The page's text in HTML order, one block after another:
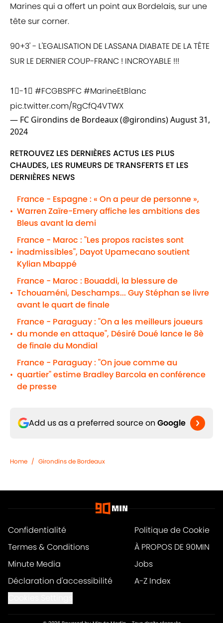
Marines qui a offert un point aux Bordelais, sur une
tête sur corner.
90+3' - L'EGALISATION DE LASSANA DIABATE DE LA TÊTE
SUR LE DERNIER COUP-FRANC ! INCROYABLE !!!
1⃣-1⃣ #FCGBSPFC#MarineEtBlanc
pic.twitter.com/RgCfQ4VTWX
— FC Girondins de Bordeaux (@girondins)August 31,
2024
RETROUVEZ LES DERNIÈRES ACTUS LES PLUS
CHAUDES, LES RUMEURS DE TRANSFERTS ET LES
DERNIÈRES NEWS
•
France - Espagne : « On a peur de personne »,
Warren Zaïre-Emery affiche les ambitions des
Bleus avant la demi
•
France - Maroc : "Les propos racistes sont
inadmissibles", Dayot Upamecano soutient
Kylian Mbappé
•
France - Maroc : Bouaddi, la blessure de
Tchouaméni, Deschamps... Guy Stéphan se livre
avant le quart de finale
•
France - Paraguay : "On a les meilleurs joueurs
du monde en attaque", Désiré Doué lance le 8è
de finale du Mondial
•
France - Paraguay : "On joue comme au
quartier" estime Bradley Barcola en conférence
de presse
Add us as a preferred source on Google
Home / Girondins de Bordeaux
Confidentialité
Politique de Cookie
Termes & Conditions
À PROPOS DE 90MIN
Minute Media
Jobs
Déclaration d'accessibilité
A-Z Index